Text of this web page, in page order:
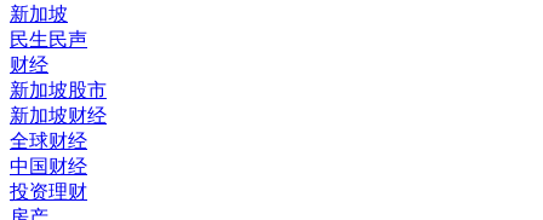
新加坡
民生民声
财经
新加坡股市
新加坡财经
全球财经
中国财经
投资理财